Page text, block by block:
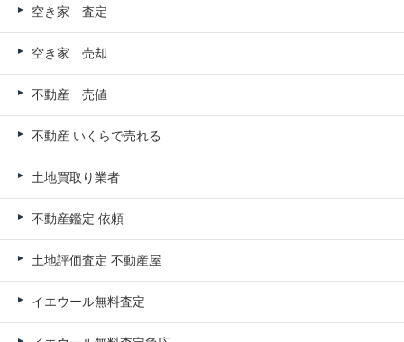
空き家 査定
空き家 売却
不動産 売値
不動産 いくらで売れる
土地買取り業者
不動産鑑定 依頼
土地評価査定 不動産屋
イエウール無料査定